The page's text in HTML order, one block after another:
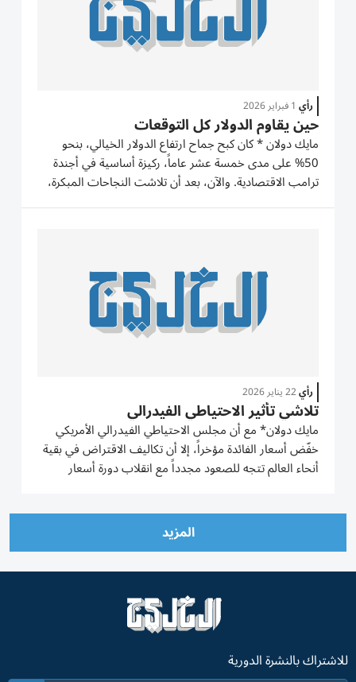
رأي 1 فبراير 2026
حين يقاوم الدولار كل التوقعات
مايك دولان * كان كبح جماح ارتفاع الدولار الخيالي، بنحو
50% على مدى خمسة عشر عاماً، ركيزة أساسية في أجندة
ترامب الاقتصادية. والآن، بعد أن تلاشت النجاحات المبكرة،
يبدو أن هذا المسار فقد زخمه. وتُرجح الأسواق أن يكون
رأي22 يناير 2026
تلاشي تأثير الاحتياطي الفيدرالي
مايك دولان* مع أن مجلس الاحتياطي الفيدرالي الأمريكي
خفّض أسعار الفائدة مؤخراً، إلا أن تكاليف الاقتراض في بقية
أنحاء العالم تتجه للصعود مجدداً مع انقلاب دورة أسعار
المزيد
للاشتراك بالنشرة الدورية